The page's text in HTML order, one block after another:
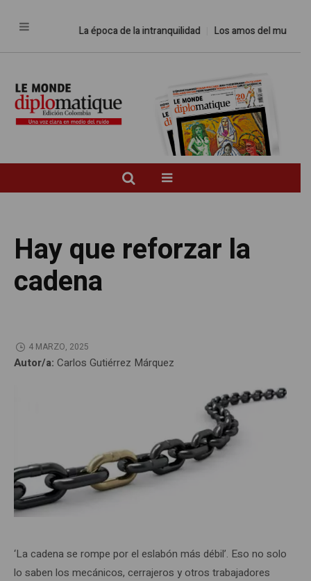
La época de la intranquilidad Los amos del mundo
Hay que reforzar la
cadena
4 MARZO, 2025
Autor/a: Carlos Gutiérrez Márquez
‘La cadena se rompe por el eslabón más débil’. Eso no solo
lo saben los mecánicos, cerrajeros y otros trabajadores